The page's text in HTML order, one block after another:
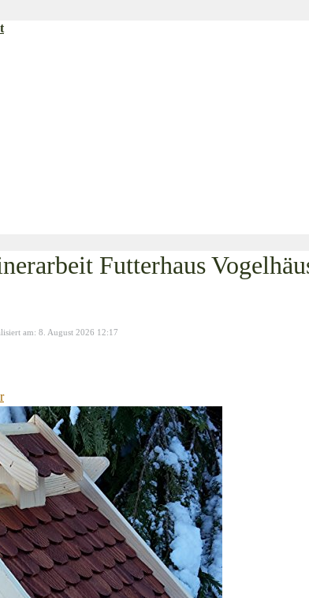
Futterhaus
am: 8. August 2026 12:17